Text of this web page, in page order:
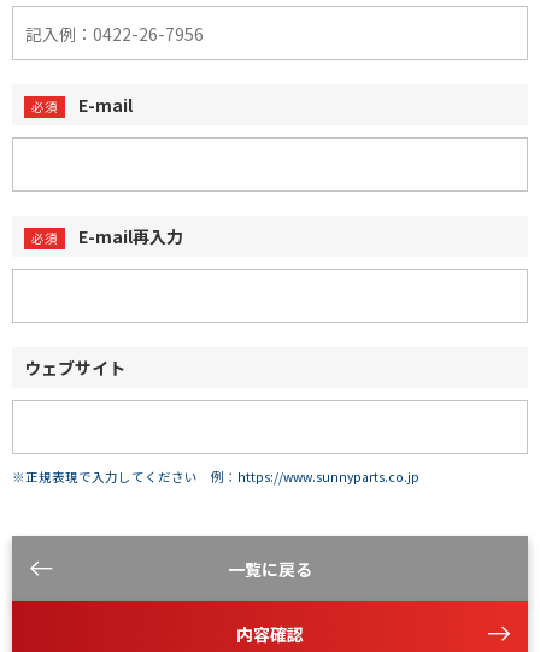
E-mail
E-mail再入力
ウェブサイト
※正規表現で入力してください 例：https://www.sunnyparts.co.jp
一覧に戻る
内容確認